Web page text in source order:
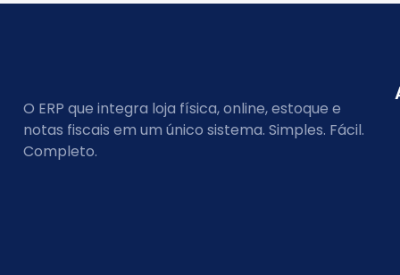
O ERP que integra loja física, online, estoque e
notas fiscais em um único sistema. Simples. Fácil.
Completo.